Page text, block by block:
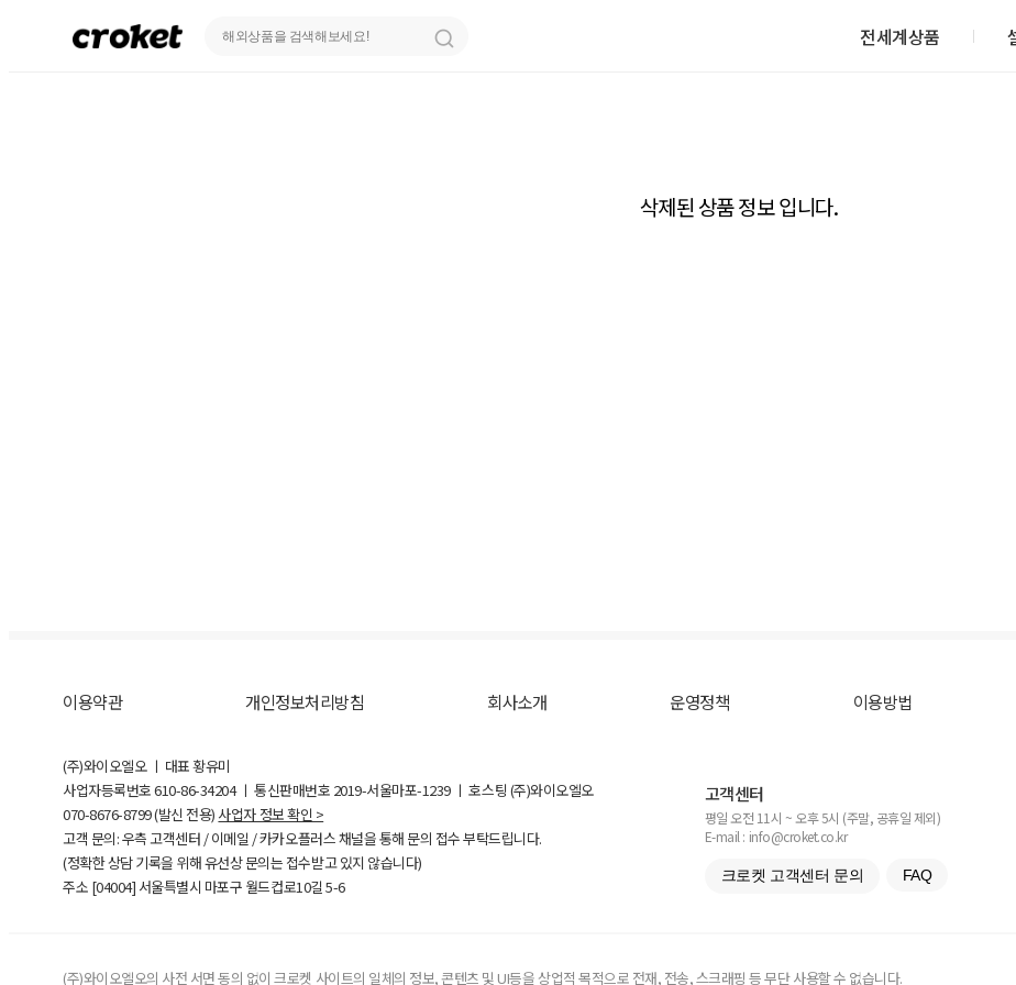
전세계상품
삭제된 상품 정보 입니다.
이용약관 개인정보처리방침 회사소개 운영정책 이용방법
(주)와이오엘오 ㅣ 대표 황유미
사업자등록번호610-86-34204ㅣ 통신판매번호 2019-서울마포-1239 ㅣ 호스팅 (주)와이오엘오
070-8676-8799 (발신 전용) 사업자 정보 확인 >
고객 문의: 우측 고객센터 / 이메일 / 카카오플러스 채널을 통해 문의 접수 부탁드립니다.
(정확한 상담 기록을 위해 유선상 문의는 접수받고 있지 않습니다)
주소 [04004] 서울특별시 마포구 월드컵로10길5-6
고객센터
평일 오전 11시 ~ 오후 5시 (주말, 공휴일 제외)
E-mail : info@croket.co.kr
크로켓 고객센터 문의 FAQ
(주)와이오엘오의 사전 서면 동의 없이 크로켓 사이트의 일체의 정보, 콘텐츠 및 UI등을 상업적 목적으로 전재, 전송, 스크래핑 등 무단 사용할 수 없습니다.